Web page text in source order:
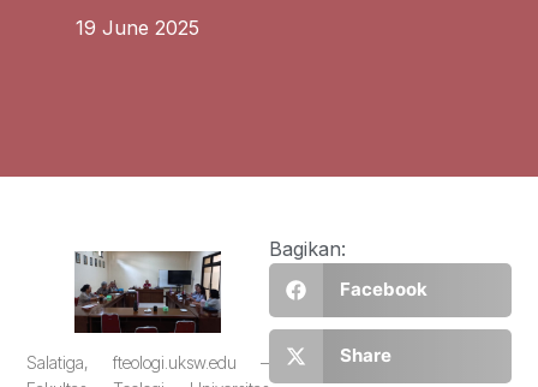
19 June 2025
Salatiga, fteologi.uksw.edu –
Bagikan:
Facebook
Share